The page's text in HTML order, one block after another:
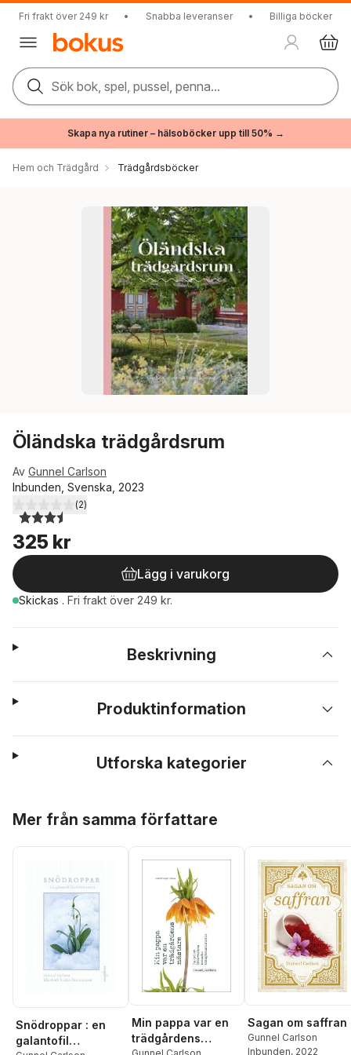
Fri frakt över 249 kr • Snabba leveranser • Billiga böcker
Sök bok, spel, pussel, penna...
Skapa nya rutiner – hälsoböcker upp till 50% →
Hem och Trädgård Trädgårdsböcker
Öländska trädgårdsrum
Av Gunnel Carlson
Inbunden, Svenska, 2023
3,5utav 5 stjärnor. Totalt antal röster:
(2)
325 kr
Lägg i varukorg
Skickas . Fri frakt över 249 kr.
Beskrivning
Produktinformation
Utforska kategorier
Mer från samma författare
Snödroppar : en
galantofil
Min pappa var en
trädgårdens
Sagan om saffran
Gunnel Carlson
Inbunden, 2022